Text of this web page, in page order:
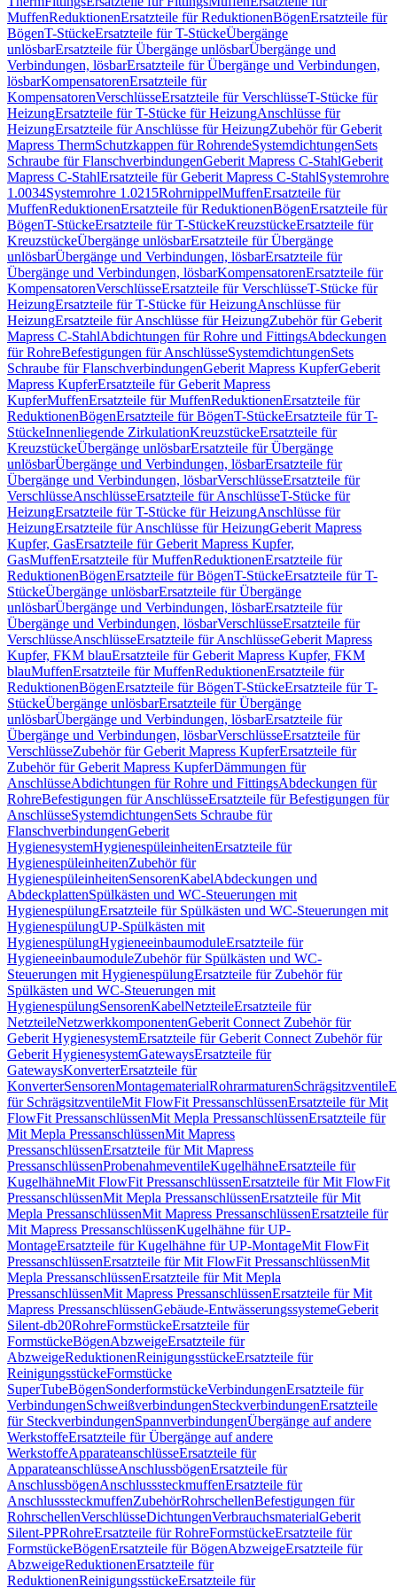
MuffenReduktionenErsatzteile für ReduktionenBögenErsatzteile für
BögenT-StückeErsatzteile für T-StückeÜbergänge
unlösbarErsatzteile für Übergänge unlösbarÜbergänge und
Verbindungen, lösbarErsatzteile für Übergänge und Verbindungen,
lösbarKompensatorenErsatzteile für
KompensatorenVerschlüsseErsatzteile für VerschlüsseT-Stücke für
HeizungErsatzteile für T-Stücke für HeizungAnschlüsse für
HeizungErsatzteile für Anschlüsse für HeizungZubehör für Geberit
Mapress ThermSchutzkappen für RohrendeSystemdichtungenSets
Schraube für FlanschverbindungenGeberit Mapress C-StahlGeberit
Mapress C-StahlErsatzteile für Geberit Mapress C-StahlSystemrohre
1.0034Systemrohre 1.0215RohrnippelMuffenErsatzteile für
MuffenReduktionenErsatzteile für ReduktionenBögenErsatzteile für
BögenT-StückeErsatzteile für T-StückeKreuzstückeErsatzteile für
KreuzstückeÜbergänge unlösbarErsatzteile für Übergänge
unlösbarÜbergänge und Verbindungen, lösbarErsatzteile für
Übergänge und Verbindungen, lösbarKompensatorenErsatzteile für
KompensatorenVerschlüsseErsatzteile für VerschlüsseT-Stücke für
HeizungErsatzteile für T-Stücke für HeizungAnschlüsse für
HeizungErsatzteile für Anschlüsse für HeizungZubehör für Geberit
Mapress C-StahlAbdichtungen für Rohre und FittingsAbdeckungen
für RohreBefestigungen für AnschlüsseSystemdichtungenSets
Schraube für FlanschverbindungenGeberit Mapress KupferGeberit
Mapress KupferErsatzteile für Geberit Mapress
KupferMuffenErsatzteile für MuffenReduktionenErsatzteile für
ReduktionenBögenErsatzteile für BögenT-StückeErsatzteile für T-
StückeInnenliegende ZirkulationKreuzstückeErsatzteile für
KreuzstückeÜbergänge unlösbarErsatzteile für Übergänge
unlösbarÜbergänge und Verbindungen, lösbarErsatzteile für
Übergänge und Verbindungen, lösbarVerschlüsseErsatzteile für
VerschlüsseAnschlüsseErsatzteile für AnschlüsseT-Stücke für
HeizungErsatzteile für T-Stücke für HeizungAnschlüsse für
HeizungErsatzteile für Anschlüsse für HeizungGeberit Mapress
Kupfer, GasErsatzteile für Geberit Mapress Kupfer,
GasMuffenErsatzteile für MuffenReduktionenErsatzteile für
ReduktionenBögenErsatzteile für BögenT-StückeErsatzteile für T-
StückeÜbergänge unlösbarErsatzteile für Übergänge
unlösbarÜbergänge und Verbindungen, lösbarErsatzteile für
Übergänge und Verbindungen, lösbarVerschlüsseErsatzteile für
VerschlüsseAnschlüsseErsatzteile für AnschlüsseGeberit Mapress
Kupfer, FKM blauErsatzteile für Geberit Mapress Kupfer, FKM
blauMuffenErsatzteile für MuffenReduktionenErsatzteile für
ReduktionenBögenErsatzteile für BögenT-StückeErsatzteile für T-
StückeÜbergänge unlösbarErsatzteile für Übergänge
unlösbarÜbergänge und Verbindungen, lösbarErsatzteile für
Übergänge und Verbindungen, lösbarVerschlüsseErsatzteile für
VerschlüsseZubehör für Geberit Mapress KupferErsatzteile für
Zubehör für Geberit Mapress KupferDämmungen für
AnschlüsseAbdichtungen für Rohre und FittingsAbdeckungen für
RohreBefestigungen für AnschlüsseErsatzteile für Befestigungen für
AnschlüsseSystemdichtungenSets Schraube für
FlanschverbindungenGeberit
HygienesystemHygienespüleinheitenErsatzteile für
HygienespüleinheitenZubehör für
HygienespüleinheitenSensorenKabelAbdeckungen und
AbdeckplattenSpülkästen und WC-Steuerungen mit
HygienespülungErsatzteile für Spülkästen und WC-Steuerungen mit
HygienespülungUP-Spülkästen mit
HygienespülungHygieneeinbaumoduleErsatzteile für
HygieneeinbaumoduleZubehör für Spülkästen und WC-
Steuerungen mit HygienespülungErsatzteile für Zubehör für
Spülkästen und WC-Steuerungen mit
HygienespülungSensorenKabelNetzteileErsatzteile für
NetzteileNetzwerkkomponentenGeberit Connect Zubehör für
Geberit HygienesystemErsatzteile für Geberit Connect Zubehör für
Geberit HygienesystemGatewaysErsatzteile für
GatewaysKonverterErsatzteile für
KonverterSensorenMontagematerialRohrarmaturenSchrägsitzventile
für SchrägsitzventileMit FlowFit PressanschlüssenErsatzteile für Mit
FlowFit PressanschlüssenMit Mepla PressanschlüssenErsatzteile für
Mit Mepla PressanschlüssenMit Mapress
PressanschlüssenErsatzteile für Mit Mapress
PressanschlüssenProbenahmeventileKugelhähneErsatzteile für
KugelhähneMit FlowFit PressanschlüssenErsatzteile für Mit FlowFit
PressanschlüssenMit Mepla PressanschlüssenErsatzteile für Mit
Mepla PressanschlüssenMit Mapress PressanschlüssenErsatzteile für
Mit Mapress PressanschlüssenKugelhähne für UP-
MontageErsatzteile für Kugelhähne für UP-MontageMit FlowFit
PressanschlüssenErsatzteile für Mit FlowFit PressanschlüssenMit
Mepla PressanschlüssenErsatzteile für Mit Mepla
PressanschlüssenMit Mapress PressanschlüssenErsatzteile für Mit
Mapress PressanschlüssenGebäude-EntwässerungssystemeGeberit
Silent-db20RohreFormstückeErsatzteile für
FormstückeBögenAbzweigeErsatzteile für
AbzweigeReduktionenReinigungsstückeErsatzteile für
ReinigungsstückeFormstücke
SuperTubeBögenSonderformstückeVerbindungenErsatzteile für
VerbindungenSchweißverbindungenSteckverbindungenErsatzteile
für SteckverbindungenSpannverbindungenÜbergänge auf andere
WerkstoffeErsatzteile für Übergänge auf andere
WerkstoffeApparateanschlüsseErsatzteile für
ApparateanschlüsseAnschlussbögenErsatzteile für
AnschlussbögenAnschlusssteckmuffenErsatzteile für
AnschlusssteckmuffenZubehörRohrschellenBefestigungen für
RohrschellenVerschlüsseDichtungenVerbrauchsmaterialGeberit
Silent-PPRohreErsatzteile für RohreFormstückeErsatzteile für
FormstückeBögenErsatzteile für BögenAbzweigeErsatzteile für
AbzweigeReduktionenErsatzteile für
ReduktionenReinigungsstückeErsatzteile für